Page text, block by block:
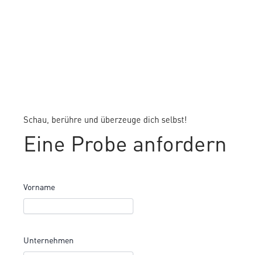
Schau, berühre und überzeuge dich selbst!
Eine Probe anfordern
Vorname
Unternehmen